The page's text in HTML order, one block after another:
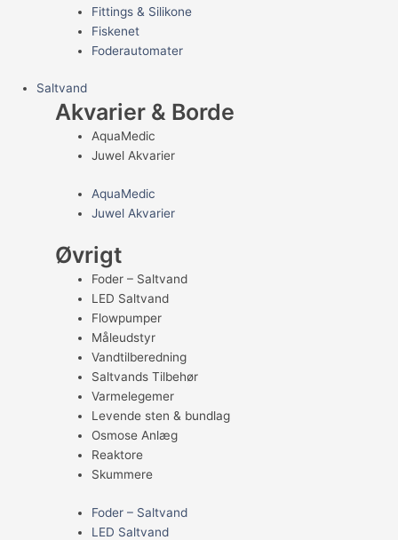
Fittings & Silikone
Fiskenet
Foderautomater
Saltvand
Akvarier & Borde
AquaMedic
Juwel Akvarier
AquaMedic
Juwel Akvarier
Øvrigt
Foder – Saltvand
LED Saltvand
Flowpumper
Måleudstyr
Vandtilberedning
Saltvands Tilbehør
Varmelegemer
Levende sten & bundlag
Osmose Anlæg
Reaktore
Skummere
Foder – Saltvand
LED Saltvand